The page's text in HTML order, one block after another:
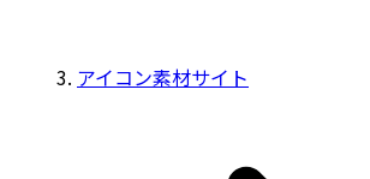
アイコン素材サイト